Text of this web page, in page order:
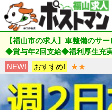
【福山市の求人】車整備のサ
◆賞与年2回支給◆福利厚生充
NEW!
おすすめ! ★★